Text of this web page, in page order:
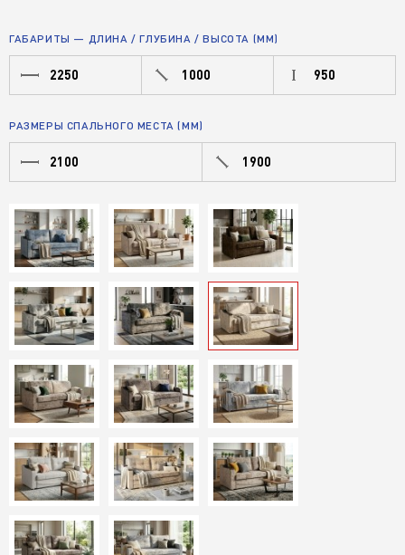
ГАБАРИТЫ — ДЛИНА / ГЛУБИНА / ВЫСОТА (ММ)
2250 1000 950
РАЗМЕРЫ СПАЛЬНОГО МЕСТА (ММ)
2100 1900